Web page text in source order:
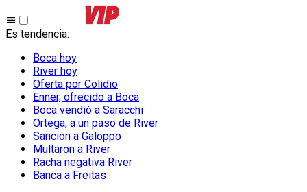
Es tendencia:
Boca hoy
River hoy
Oferta por Colidio
Enner, ofrecido a Boca
Boca vendió a Saracchi
Ortega, a un paso de River
Sanción a Galoppo
Multaron a River
Racha negativa River
Banca a Freitas